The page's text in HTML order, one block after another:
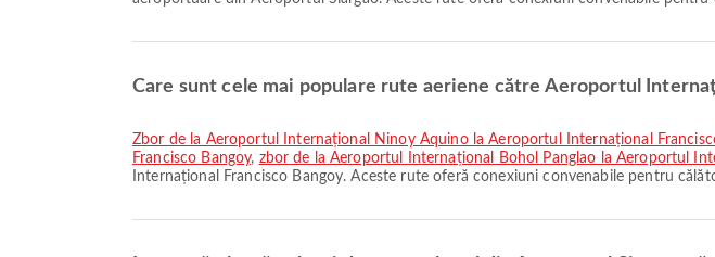
Care sunt cele mai populare rute aeriene către Aeroportul
zbor de la Aeroportul Internațional Ninoy Aquino la Aeroportul Internațional
Francisco Bangoy, zbor de la Aeroportul Internațional Bohol Panglao la Aeroportul
Internațional Francisco Bangoy. Aceste rute oferă conexiuni convenabile pentru